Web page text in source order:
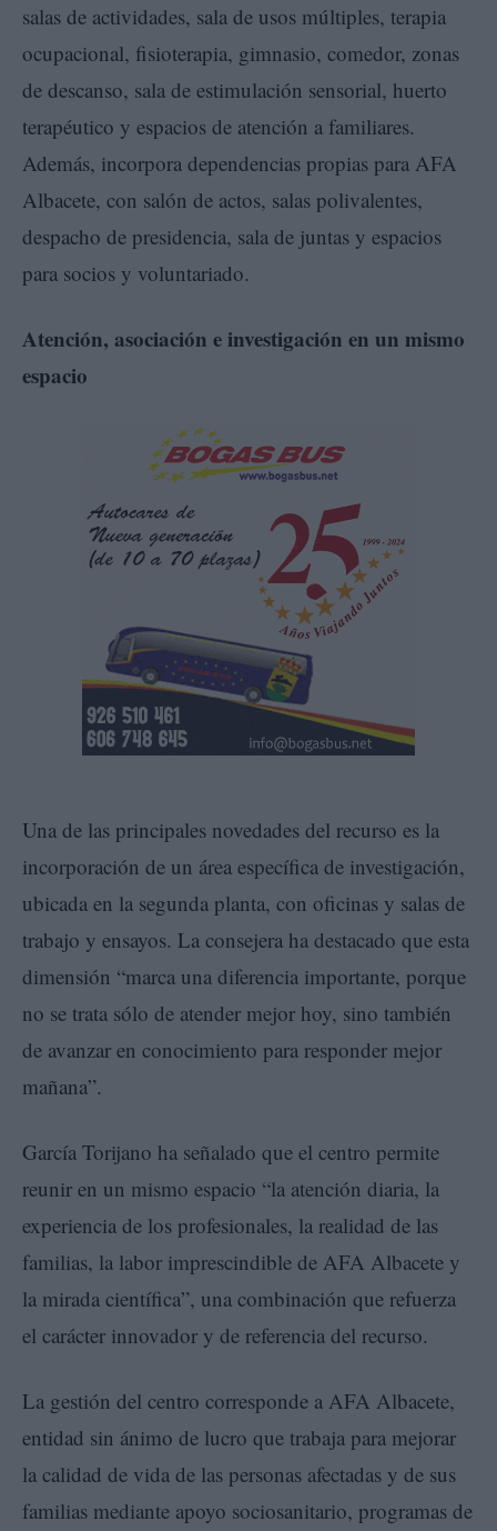
salas de actividades, sala de usos múltiples, terapia
ocupacional, fisioterapia, gimnasio, comedor, zonas
de descanso, sala de estimulación sensorial, huerto
terapéutico y espacios de atención a familiares.
Además, incorpora dependencias propias para AFA
Albacete, con salón de actos, salas polivalentes,
despacho de presidencia, sala de juntas y espacios
para socios y voluntariado.
Atención, asociación e investigación en un mismo
espacio
Una de las principales novedades del recurso es la
incorporación de un área específica de investigación,
ubicada en la segunda planta, con oficinas y salas de
trabajo y ensayos. La consejera ha destacado que esta
dimensión “marca una diferencia importante, porque
no se trata sólo de atender mejor hoy, sino también
de avanzar en conocimiento para responder mejor
mañana”.
García Torijano ha señalado que el centro permite
reunir en un mismo espacio “la atención diaria, la
experiencia de los profesionales, la realidad de las
familias, la labor imprescindible de AFA Albacete y
la mirada científica”, una combinación que refuerza
el carácter innovador y de referencia del recurso.
La gestión del centro corresponde a AFA Albacete,
entidad sin ánimo de lucro que trabaja para mejorar
la calidad de vida de las personas afectadas y de sus
familias mediante apoyo sociosanitario, programas de